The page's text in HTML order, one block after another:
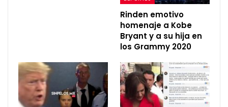
Rinden emotivo
homenaje a Kobe
Bryant y a su hija en
los Grammy 2020